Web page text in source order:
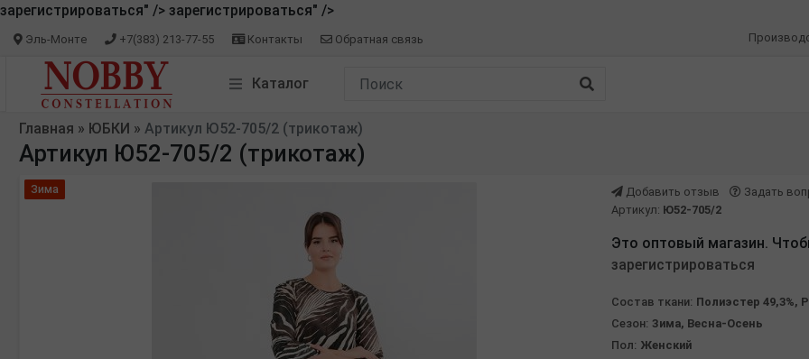
зарегистрироваться" /> зарегистрироваться" />
Эль-Монте +7(383) 213-77-55 Контакты Обратная связь
Каталог
Главная » ЮБКИ » Артикул Ю52-705/2 (трикотаж)
Артикул Ю52-705/2 (трикотаж)
Зима Добавить отзыв
Задать
Артикул: Ю52-705/2
Это оптовый магазин.
зарегистрироваться
Состав ткани: Полиэстер 49,3%,
Сезон: Зима, Весна-Осень
Пол: Женский